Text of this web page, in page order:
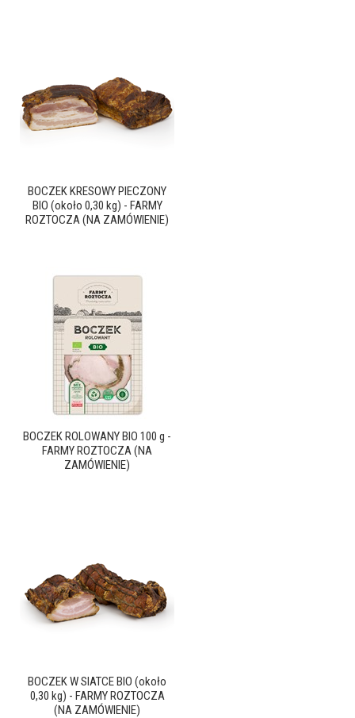
BOCZEK KRESOWY PIECZONY
BIO (około 0,30 kg) - FARMY
ROZTOCZA (NA ZAMÓWIENIE)
BOCZEK ROLOWANY BIO 100 g -
FARMY ROZTOCZA (NA
ZAMÓWIENIE)
BOCZEK W SIATCE BIO (około
0,30 kg) - FARMY ROZTOCZA
(NA ZAMÓWIENIE)